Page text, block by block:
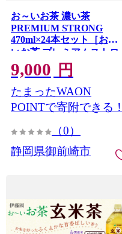
お～いお茶 濃い茶
PREMIUM STRONG
470ml×24本セット［おー
いお茶 プレミアムストロ
ング ペットボトル ケース
箱 伊藤園 静岡］
9,000 円
たまったWAON
POINTで寄附できる！
（0）
静岡県御前崎市